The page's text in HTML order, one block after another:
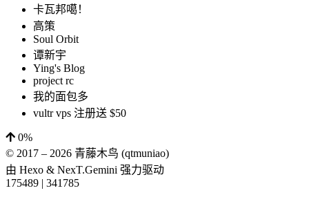
卡瓦邦噶！
高策
Soul Orbit
谭新宇
Ying's Blog
project rc
我的面包多
vultr vps 注册送 $50
0%
© 2017 – 2026 青藤木鸟 (qtmuniao)
由 Hexo & NexT.Gemini 强力驱动
175489 | 341785